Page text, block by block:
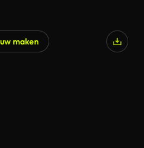
maken